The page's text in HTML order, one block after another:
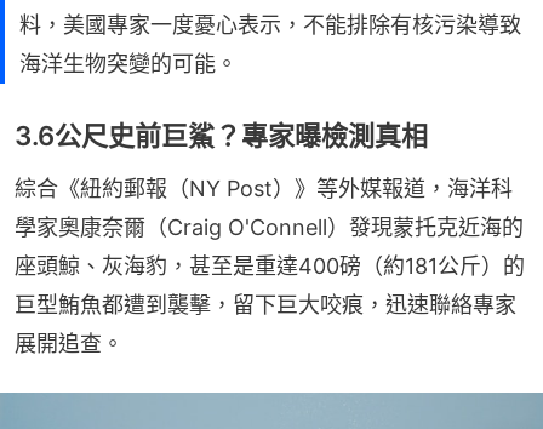
料，美國專家一度憂心表示，不能排除有核污染導致
海洋生物突變的可能。
3.6公尺史前巨鯊？專家曝檢測真相
綜合《紐約郵報（NY Post）》等外媒報道，海洋科
學家奧康奈爾（Craig O'Connell）發現蒙托克近海的
座頭鯨、灰海豹，甚至是重達400磅（約181公斤）的
巨型鮪魚都遭到襲擊，留下巨大咬痕，迅速聯絡專家
展開追查。